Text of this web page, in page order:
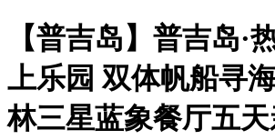
【普吉岛】普吉岛·
上乐园 双体帆船寻
林三星蓝象餐厅五天